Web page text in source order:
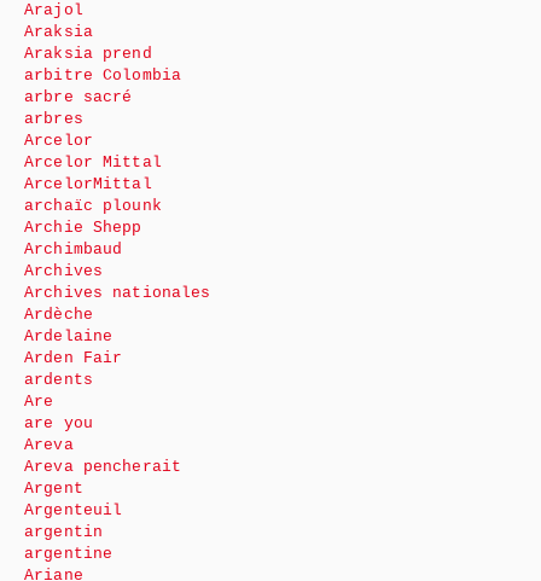
Arajol
Araksia
Araksia prend
arbitre Colombia
arbre sacré
arbres
Arcelor
Arcelor Mittal
ArcelorMittal
archaïc plounk
Archie Shepp
Archimbaud
Archives
Archives nationales
Ardèche
Ardelaine
Arden Fair
ardents
Are
are you
Areva
Areva pencherait
Argent
Argenteuil
argentin
argentine
Ariane